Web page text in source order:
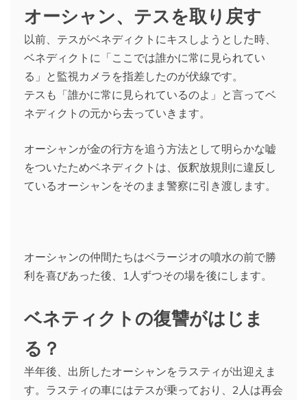
オーシャン、テスを取り戻す
以前、テスがベネディクトにキスしようとした時、
ベネディクトに「ここでは誰かに常に見られてい
る」と監視カメラを指差したのが伏線です。
テスも「誰かに常に見られているのよ」と言ってベ
ネディクトの元から去っていきます。
オーシャンが金の行方を追う方法として明らかな嘘
をついたためベネディクトは、仮釈放規則に違反し
ているオーシャンをそのまま警察に引き渡します。
オーシャンの仲間たちはベラージオの噴水の前で勝
利を喜びあった後、1人ずつその場を後にします。
ベネティクトの復讐がはじま
る？
半年後、出所したオーシャンをラスティが出迎えま
す。ラスティの車にはテスが乗っており、2人は再会